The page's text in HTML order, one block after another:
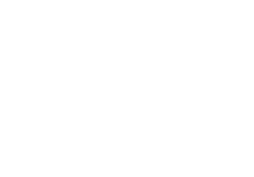
Als L7e-voertuig is de CFORCE 520 L
wielbasis van 1460 mm en de 2-persoons